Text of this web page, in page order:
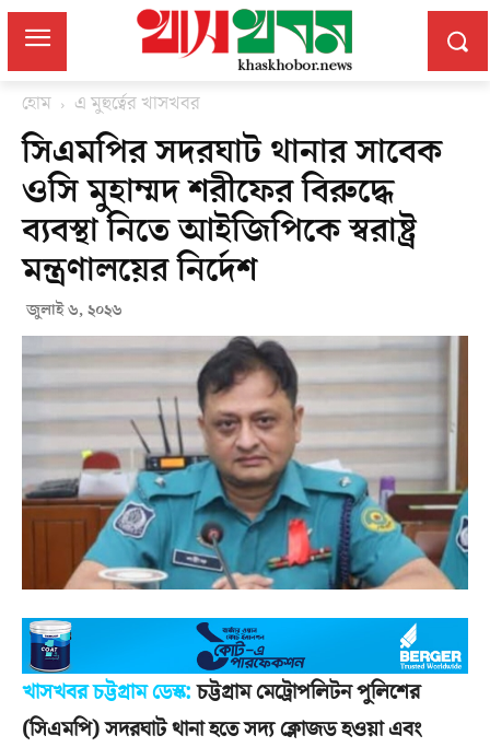
হোম এ মুহুর্ত্বের খাসখবর
সিএমপির সদরঘাট থানার সাবেক
ওসি মুহাম্মদ শরীফের বিরুদ্ধে
ব্যবস্থা নিতে আইজিপিকে স্বরাষ্ট্র
মন্ত্রণালয়ের নির্দেশ
জুলাই ৬, ২০২৬
খাসখবর চট্টগ্রাম ডেস্ক:চট্টগ্রাম মেট্রোপলিটন পুলিশের
(সিএমপি) সদরঘাট থানা হতে সদ্য ক্লোজড হওয়া এবং